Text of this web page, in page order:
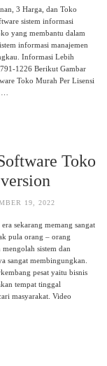
3 Harga, dan Toko
sistem informasi
yang membantu dalam
informasi manajemen
Informasi Lebih
1226 Berikut Gambar
Toko Murah Per Lisensi
Toko
19, 2022
sekarang memang sangat
pula orang – orang
sistem dan
sangat membingungkan.
pesat yaitu bisnis
tempat tinggal
masyarakat. Video